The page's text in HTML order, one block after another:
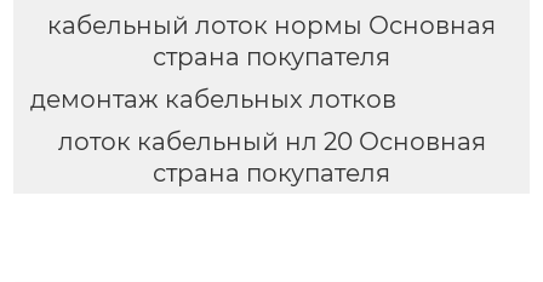
кабельный лоток нормы Основная
страна покупателя
демонтаж кабельных лотков
лоток кабельный нл 20 Основная
страна покупателя